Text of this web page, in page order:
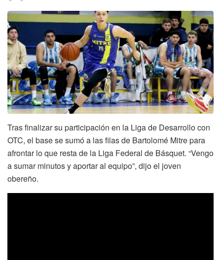
Tras finalizar su participación en la Liga de Desarrollo con
OTC, el base se sumó a las filas de Bartolomé Mitre para
afrontar lo que resta de la Liga Federal de Básquet. “Vengo
a sumar minutos y aportar al equipo”, dijo el joven
obereño.